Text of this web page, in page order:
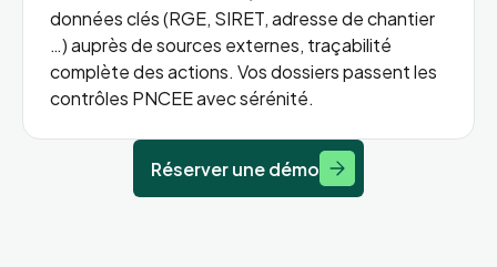
données clés (RGE, SIRET, adresse de chantier
…) auprès de sources externes, traçabilité
complète des actions. Vos dossiers passent les
contrôles PNCEE avec sérénité.
Réserver une démo